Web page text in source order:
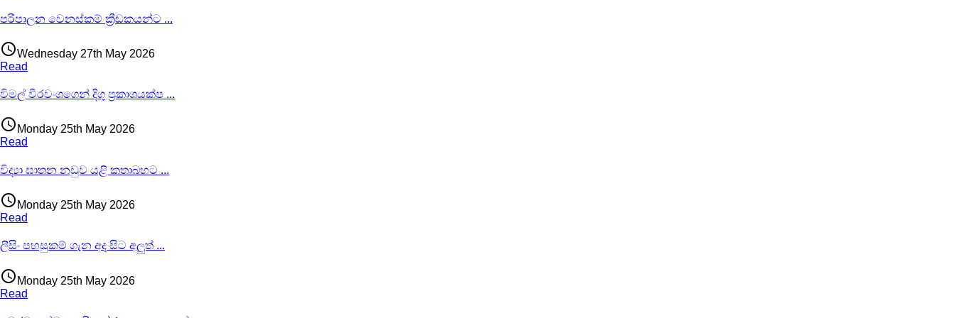
පරිපාලන වෙනස්කම් ක්‍රීඩකයන්ට ...
access_timeWednesday 27th May 2026
Read
විමල් වීරවංශගෙන් දිගු ප්‍රකාශයක්ප ...
access_time Monday 25th May 2026
Read
විද්‍යා ඝාතන නඩුව යළි කතාබහට ...
access_time Monday 25th May 2026
Read
ලීසිං පහසුකම් ගැන අද සිට අලුත් ...
access_time Monday 25th May 2026
Read